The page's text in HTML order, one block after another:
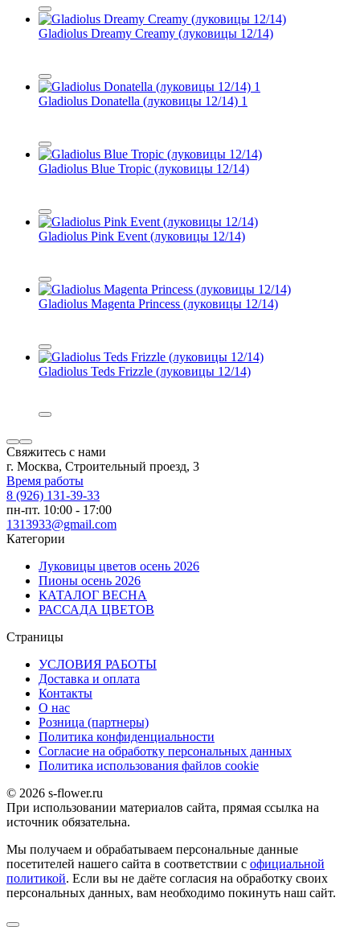
Gladiolus Dreamy Creamy (луковицы 12/14)
Gladiolus Donatella (луковицы 12/14) 1
Gladiolus Blue Tropic (луковицы 12/14)
Gladiolus Pink Event (луковицы 12/14)
Gladiolus Magenta Princess (луковицы 12/14)
Gladiolus Teds Frizzle (луковицы 12/14)
Свяжитесь с нами
г. Москва, Строительный проезд, 3
Время работы
8 (926) 131-39-33
пн-пт. 10:00 - 17:00
1313933@gmail.com
Категории
Луковицы цветов осень 2026
Пионы осень 2026
КАТАЛОГ ВЕСНА
РАССАДА ЦВЕТОВ
Страницы
УСЛОВИЯ РАБОТЫ
Доставка и оплата
Контакты
О наc
Розница (партнеры)
Политика конфиденциальности
Согласие на обработку персональных данных
Политика использования файлов сookie
© 2026 s-flower.ru
При использовании материалов сайта, прямая ссылка на
источник обязательна.
Мы получаем и обрабатываем персональные данные
посетителей нашего сайта в соответствии с официальной
политикой. Если вы не даёте согласия на обработку своих
персональных данных, вам необходимо покинуть наш сайт.